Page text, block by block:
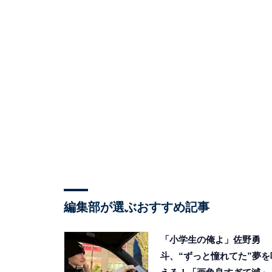
編集部が選ぶおすすめ記事
「小学生の俺よ」佐野勇
斗、“ずっと憧れてた”夢を